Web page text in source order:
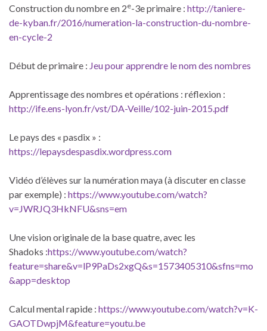
Construction du nombre en 2e-3e primaire : http://taniere-
de-kyban.fr/2016/numeration-la-construction-du-nombre-
en-cycle-2
Début de primaire : Jeu pour apprendre le nom des nombres
Apprentissage des nombres et opérations : réflexion :
http://ife.ens-lyon.fr/vst/DA-Veille/102-juin-2015.pdf
Le pays des « pasdix » :
https://lepaysdespasdix.wordpress.com
Vidéo d’élèves sur la numération maya (à discuter en classe
par exemple) : https://www.youtube.com/watch?
v=JWRJQ3HkNFU&sns=em
Une vision originale de la base quatre, avec les
Shadoks :https://www.youtube.com/watch?
feature=share&v=lP9PaDs2xgQ&s=1573405310&sfns=mo
&app=desktop
Calcul mental rapide : https://www.youtube.com/watch?v=K-
GAOTDwpjM&feature=youtu.be